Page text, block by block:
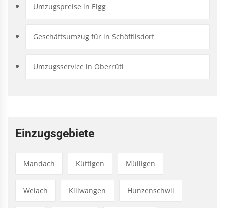
Umzugspreise in Elgg
Geschäftsumzug für in Schöfflisdorf
Umzugsservice in Oberrüti
Einzugsgebiete
Mandach Küttigen Mülligen
Weiach Killwangen Hunzenschwil